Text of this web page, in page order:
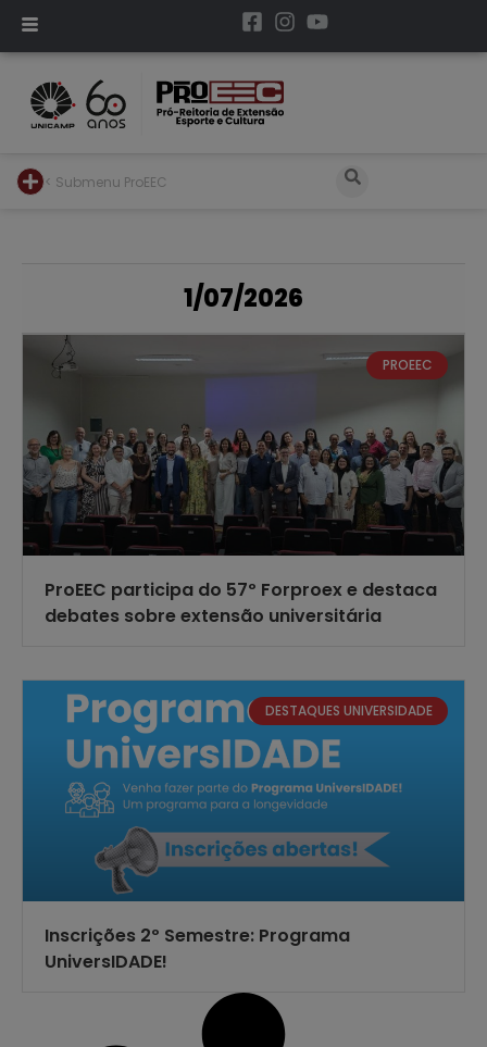
< Submenu ProEEC
1/07/2026
PROEEC
ProEEC participa do 57º Forproex e destaca
debates sobre extensão universitária
DESTAQUES UNIVERSIDADE
Inscrições 2º Semestre: Programa
UniversIDADE!